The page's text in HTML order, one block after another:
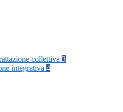
collettiva 3
integrativa 4